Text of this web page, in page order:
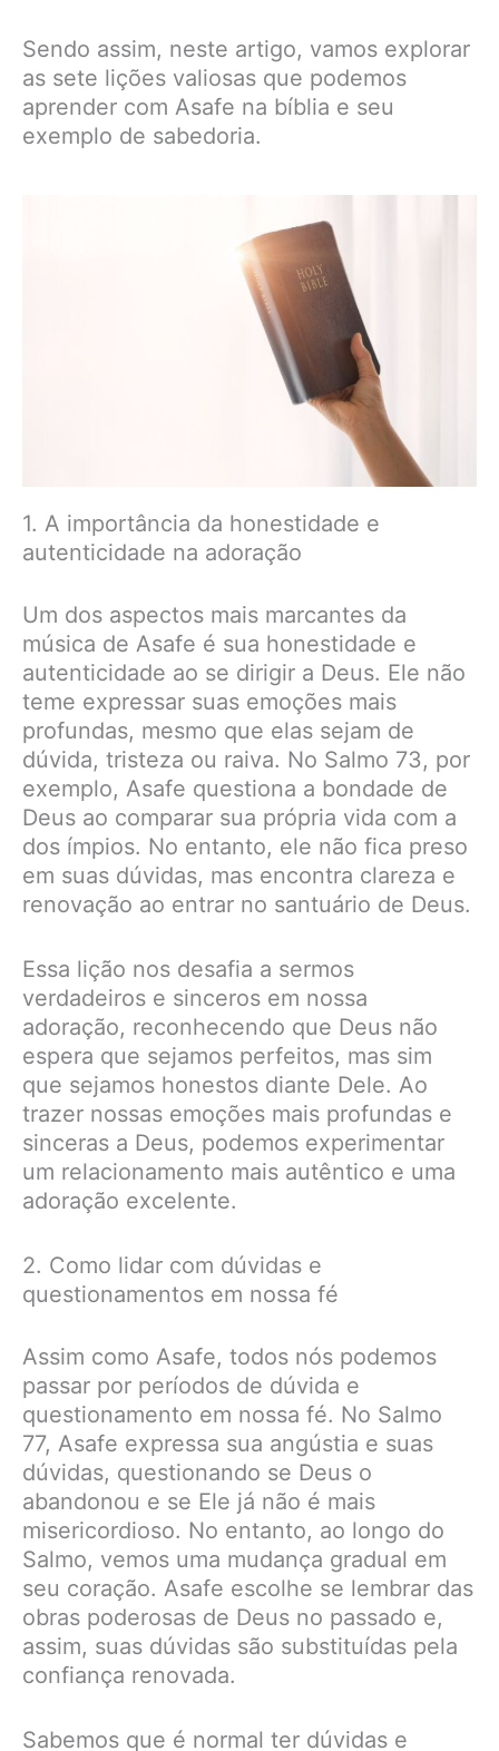
Sendo assim, neste artigo, vamos explorar
as sete lições valiosas que podemos
aprender com Asafe na bíblia e seu
exemplo de sabedoria.
1. A importância da honestidade e
autenticidade na adoração
Um dos aspectos mais marcantes da
música de Asafe é sua honestidade e
autenticidade ao se dirigir a Deus. Ele não
teme expressar suas emoções mais
profundas, mesmo que elas sejam de
dúvida, tristeza ou raiva. No Salmo 73, por
exemplo, Asafe questiona a bondade de
Deus ao comparar sua própria vida com a
dos ímpios. No entanto, ele não fica preso
em suas dúvidas, mas encontra clareza e
renovação ao entrar no santuário de Deus.
Essa lição nos desafia a sermos
verdadeiros e sinceros em nossa
adoração, reconhecendo que Deus não
espera que sejamos perfeitos, mas sim
que sejamos honestos diante Dele. Ao
trazer nossas emoções mais profundas e
sinceras a Deus, podemos experimentar
um relacionamento mais autêntico e uma
adoração excelente.
2. Como lidar com dúvidas e
questionamentos em nossa fé
Assim como Asafe, todos nós podemos
passar por períodos de dúvida e
questionamento em nossa fé. No Salmo
77, Asafe expressa sua angústia e suas
dúvidas, questionando se Deus o
abandonou e se Ele já não é mais
misericordioso. No entanto, ao longo do
Salmo, vemos uma mudança gradual em
seu coração. Asafe escolhe se lembrar das
obras poderosas de Deus no passado e,
assim, suas dúvidas são substituídas pela
confiança renovada.
Sabemos que é normal ter dúvidas e